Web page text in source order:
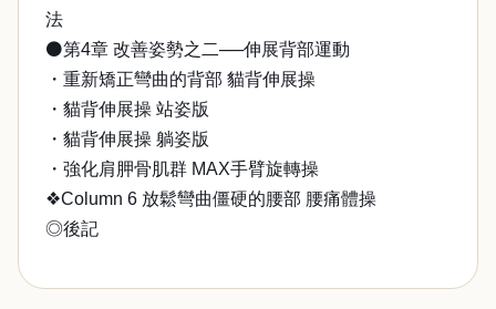
法
⚫第4章 改善姿勢之二──伸展背部運動
・重新矯正彎曲的背部 貓背伸展操
・貓背伸展操 站姿版
・貓背伸展操 躺姿版
・強化肩胛骨肌群 MAX手臂旋轉操
❖Column 6 放鬆彎曲僵硬的腰部 腰痛體操
◎後記